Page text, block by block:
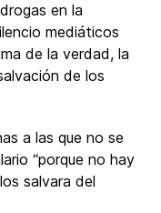
en la
mediáticos
de la verdad, la
de los
a las que no se
“porque no hay
salvara del